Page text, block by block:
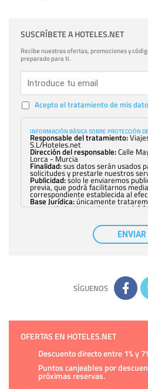
SUSCRÍBETE A HOTELES.NET
Recibe nuestras ofertas, promociones y
preparado para ti.
Acepto el tratamiento de mis
INFORMACIÓN BÁSICA SOBRE PROTECCIÓN
Responsable del tratamiento:
S.L/Hoteles.net
Dirección del responsable:Calle
Lorca - Murcia
Finalidad:sus datos serán usados
solicitudes y prestarle nuestros
Publicidad:solo le enviaremos
previa, que podrá facilitarnos
correspondiente establecida al
Base Jurídica:únicamente
consentimiento previo, que podrá
con carácter
nuestra entidad que esté
tener conocimiento de la
comunicarán datos a terceros.
adicional y detallada sobre cómo
política de privacidad
ENVIAR
SÍGUENOS
OFERTAS EN HOTELES.NET
Descuento directo entre 1% y
Puntos canjeables por
próximas reservas.